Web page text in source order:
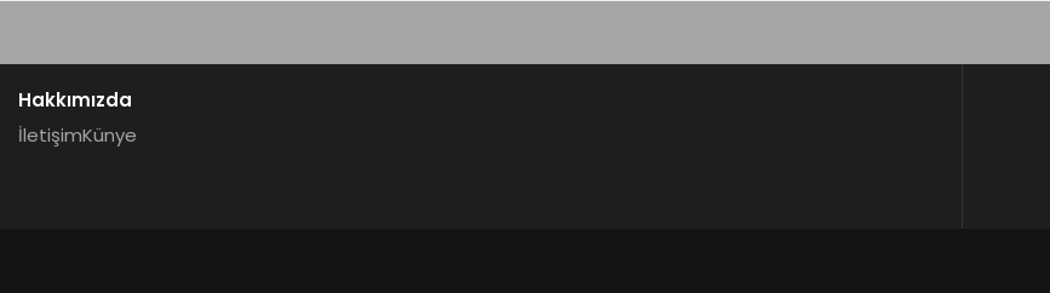
Hakkımızda
İletişimKünye